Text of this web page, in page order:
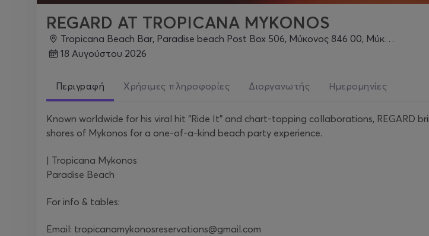
REGARD AT TROPICANA MYKONOS
Tropicana Beach Bar, Paradise beach Post Box 506, Μύκονος 846 00, Μύκονος
18 Αυγούστου 2026
Περιγραφή Χρήσιμες πληροφορίες Διοργανωτής Ημερομηνίες
Known worldwide for his viral hit “Ride It” and chart-topping collaborations, REGARD
shores of Mykonos for a one-of-a-kind beach party experience.
| Tropicana Mykonos
Paradise Beach
For info & tables:
Email: tropicanamykonosreservations@gmail.com